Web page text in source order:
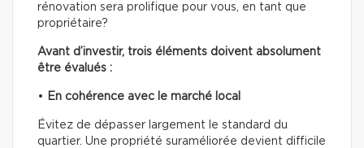
rénovation sera prolifique pour vous, en tant que
propriétaire?
Avant d’investir, trois éléments doivent absolument
être évalués :
• En cohérence avec le marché local
Évitez de dépasser largement le standard du
quartier. Une propriété suraméliorée devient difficile